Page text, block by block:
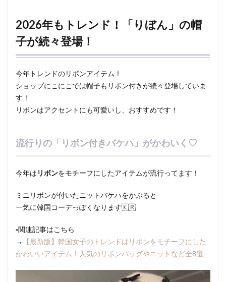
2026年もトレンド！「りぼん」の帽
子が続々登場！
今年トレンドのリボンアイテム！
ショップにこにこでは帽子もリボン付きが続々登場していま
す！
リボンはアクセントにも可愛いし、おすすめです！
流行りの「リボン付きバケハ」がかわいく♡
今年は リボンをモチーフにしたアイテムが流行ってます！
ミニリボンが付いたニットバケハをかぶると
一気に韓国コーデっぽくなります🇰🇷
▫︎関連記事はこちら
→
【最新版】韓国女子のトレンドはリボンをモチーフにした
かわいいアイテム！人気のリボンバッグやニットなど全8選